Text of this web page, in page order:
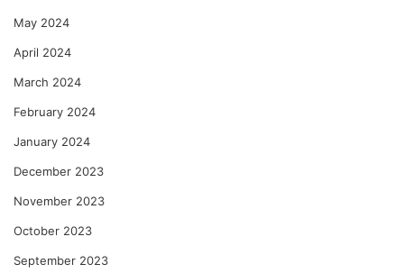
May 2024
April 2024
March 2024
February 2024
January 2024
December 2023
November 2023
October 2023
September 2023